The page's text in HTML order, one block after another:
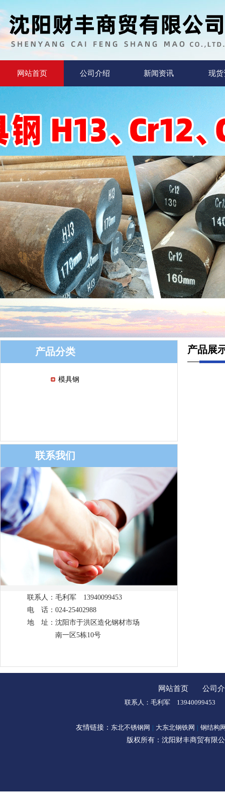
网站首页 公司介绍 新闻资讯 现货
产品分类
模具钢
联系我们
联系人：毛利军 13940099453
电 话：024-25402988
地 址：沈阳市于洪区造化钢材市场
南一区5栋10号
产品
网站首页 公司
联系人：毛利军 13940099453
友情链接： 东北不锈钢网 | 大东北钢铁网 | 钢结构
版权所有：沈阳财丰商贸有限